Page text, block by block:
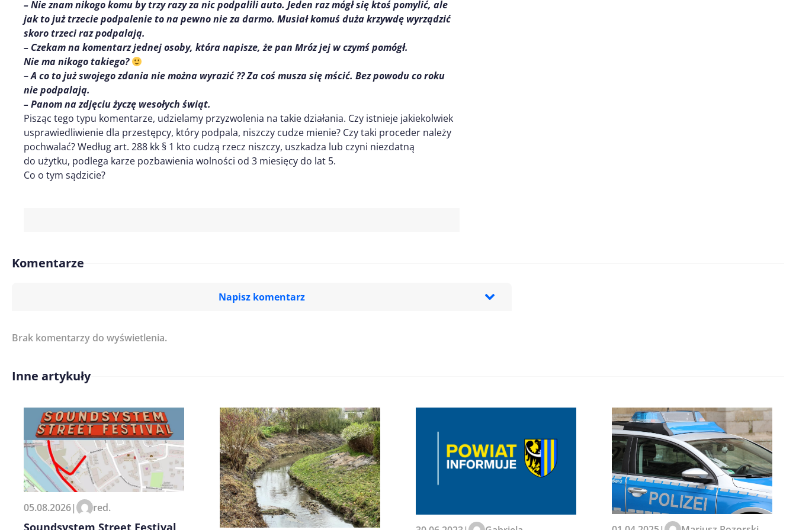
– Nie znam nikogo komu by trzy razy za nic podpalili auto. Jeden raz mógł się ktoś pomylić, ale
jak to już trzecie podpalenie to na pewno nie za darmo. Musiał komuś duża krzywdę wyrządzić
skoro trzeci raz podpalają.
– Czekam na komentarz jednej osoby, która napisze, że pan Mróz jej w czymś pomógł.
Nie ma nikogo takiego?
–A co to już swojego zdania nie można wyrazić ?? Za coś musza się mścić. Bez powodu co roku
nie podpalają.
– Panom na zdjęciu życzę wesołych świąt.
Pisząc tego typu komentarze, udzielamy przyzwolenia na takie działania. Czy istnieje jakiekolwiek
usprawiedliwienie dla przestępcy, który podpala, niszczy cudze mienie? Czy taki proceder należy
pochwalać? Według art. 288 kk § 1 kto cudzą rzecz niszczy, uszkadza lub czyni niezdatną
do użytku, podlega karze pozbawienia wolności od 3 miesięcy do lat 5.
Co o tym sądzicie?
Komentarze
Napisz komentarz
Imię/ Nick*
Zapamiętaj moje dane w tej przeglądarce podczas pisania
kolejnych komentarzy.
Brak komentarzy do wyświetlenia.
Inne artykuły
05.08.2026| red.